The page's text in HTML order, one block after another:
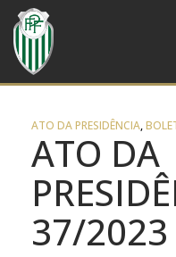
ATO DA PRESIDÊNCIA,
ATO DA
37/2023